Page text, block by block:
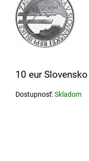
10 eur
Dostupnosť:Skladom